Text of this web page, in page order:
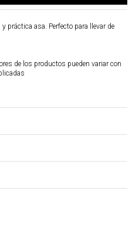
práctica asa. Perfecto para llevar de
de los productos pueden variar con